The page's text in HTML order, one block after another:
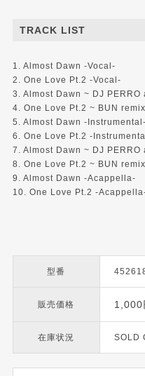
TRACK LIST
1. Almost Dawn -Vocal-
2. One Love Pt.2 -Vocal-
3. Almost Dawn ~ DJ
4. One Love Pt.2 ~ BUN
5. Almost Dawn -Instrumental-
6. One Love Pt.2 -
7. Almost Dawn ~ DJ
8. One Love Pt.2 ~ BUN
9. Almost Dawn -Acappella-
10. One Love Pt.2 -
型番
販売価格 1,000
在庫状況 SOLD